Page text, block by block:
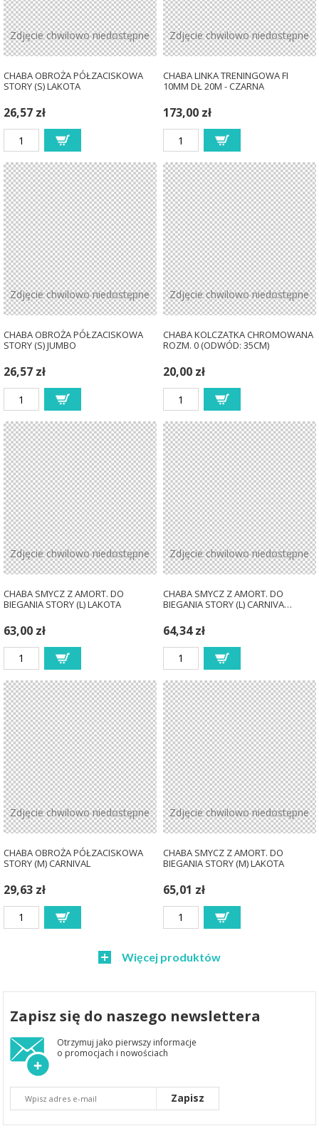
Zdjęcie chwilowo niedostępne
CHABA OBROŻA PÓŁZACISKOWA
STORY (S) LAKOTA
26,57 zł
Zdjęcie chwilowo niedostępne
CHABA LINKA TRENINGOWA FI
10MM DŁ 20M - CZARNA
173,00 zł
Zdjęcie chwilowo niedostępne
CHABA OBROŻA PÓŁZACISKOWA
STORY (S) JUMBO
26,57 zł
Zdjęcie chwilowo niedostępne
CHABA KOLCZATKA CHROMOWANA
ROZM. 0 (ODWÓD: 35CM)
20,00 zł
Zdjęcie chwilowo niedostępne
CHABA SMYCZ Z AMORT. DO
BIEGANIA STORY (L) LAKOTA
63,00 zł
Zdjęcie chwilowo niedostępne
CHABA SMYCZ Z AMORT. DO
BIEGANIA STORY (L) CARNIVA…
64,34 zł
Zdjęcie chwilowo niedostępne
CHABA OBROŻA PÓŁZACISKOWA
STORY (M) CARNIVAL
29,63 zł
Zdjęcie chwilowo niedostępne
CHABA SMYCZ Z AMORT. DO
BIEGANIA STORY (M) LAKOTA
65,01 zł
Więcej produktów
Zapisz się do naszego newslettera
Otrzymuj jako pierwszy informacje
o promocjach i nowościach
Zapisz